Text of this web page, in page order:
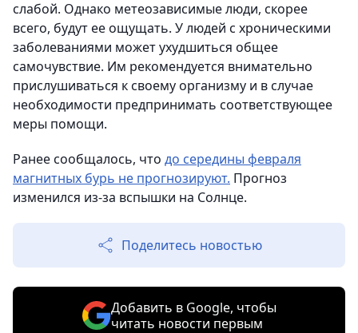
слабой. Однако метеозависимые люди, скорее
всего, будут ее ощущать. У людей с хроническими
заболеваниями может ухудшиться общее
самочувствие. Им рекомендуется внимательно
прислушиваться к своему организму и в случае
необходимости предпринимать соответствующее
меры помощи.
Ранее сообщалось, что до середины февраля
магнитных бурь не прогнозируют. Прогноз
изменился из-за вспышки на Солнце.
Поделитесь новостью
Добавить в Google, чтобы
читать новости первым